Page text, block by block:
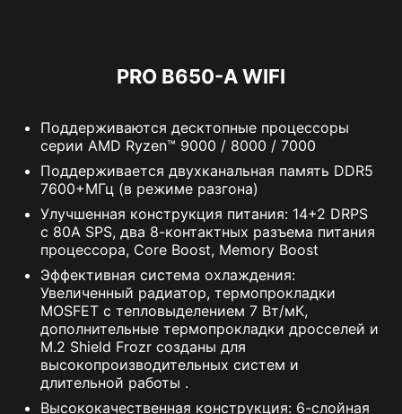
PRO B650-A WIFI
Поддерживаются десктопные процессоры
серии AMD Ryzen™ 9000 / 8000 / 7000
Поддерживается двухканальная память DDR5
7600+МГц (в режиме разгона)
Улучшенная конструкция питания: 14+2 DRPS
с 80A SPS, два 8-контактных разъема питания
процессора, Core Boost, Memory Boost
Эффективная система охлаждения:
Увеличенный радиатор, термопрокладки
MOSFET с тепловыделением 7 Вт/мК,
дополнительные термопрокладки дросселей и
M.2 Shield Frozr созданы для
высокопроизводительных систем и
длительной работы .
Высококачественная конструкция: 6-слойная